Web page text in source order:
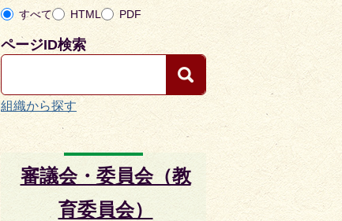
すべて HTML PDF
ページID検索
組織から探す
審議会・委員会（教
育委員会）